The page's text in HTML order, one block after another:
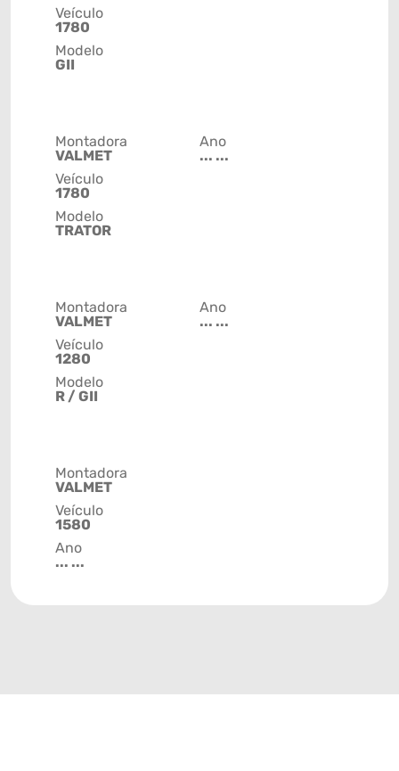
Veículo
1780
Modelo
GII
Montadora
VALMET
Veículo
1780
Modelo
TRATOR
Ano
... ...
Montadora
VALMET
Veículo
1280
Modelo
R / GII
Ano
... ...
Montadora
VALMET
Veículo
1580
Ano
... ...